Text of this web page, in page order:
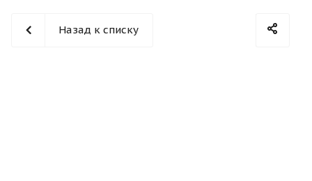
Назад к списку